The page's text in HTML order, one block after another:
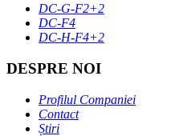
DC-G-F2+2
DC-F4
DC-H-F4+2
DESPRE NOI
Profilul Companiei
Contact
Știri